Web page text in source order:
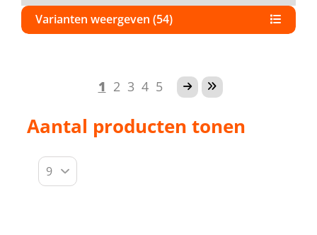
Varianten weergeven (54)
1 2 3 4 5
Aantal producten tonen